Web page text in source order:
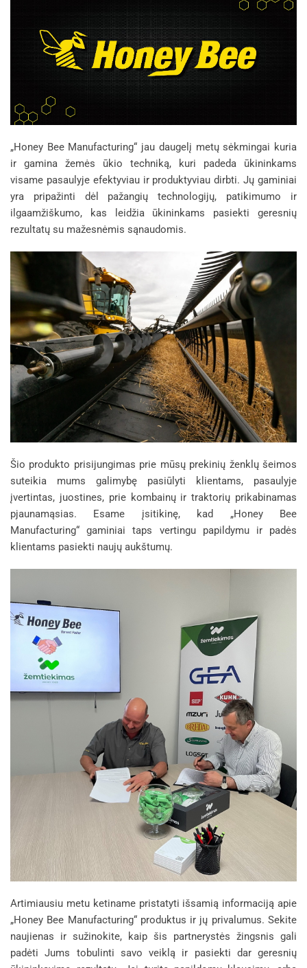
„Honey Bee Manufacturing“ jau daugelį metų sėkmingai kuria
ir gamina žemės ūkio techniką, kuri padeda ūkininkams
visame pasaulyje efektyviau ir produktyviau dirbti. Jų gaminiai
yra pripažinti dėl pažangių technologijų, patikimumo ir
ilgaamžiškumo, kas leidžia ūkininkams pasiekti geresnių
rezultatų su mažesnėmis sąnaudomis.
Šio produkto prisijungimas prie mūsų prekinių ženklų šeimos
suteikia mums galimybę pasiūlyti klientams, pasaulyje
įvertintas, juostines, prie kombainų ir traktorių prikabinamas
pjaunamąsias. Esame įsitikinę, kad „Honey Bee
Manufacturing“ gaminiai taps vertingu papildymu ir padės
klientams pasiekti naujų aukštumų.
Artimiausiu metu ketiname pristatyti išsamią informaciją apie
„Honey Bee Manufacturing“ produktus ir jų privalumus. Sekite
naujienas ir sužinokite, kaip šis partnerystės žingsnis gali
padėti Jums tobulinti savo veiklą ir pasiekti dar geresnių